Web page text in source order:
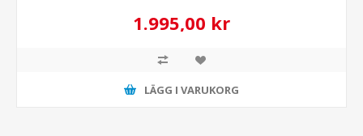
1.995,00 kr
LÄGG I VARUKORG